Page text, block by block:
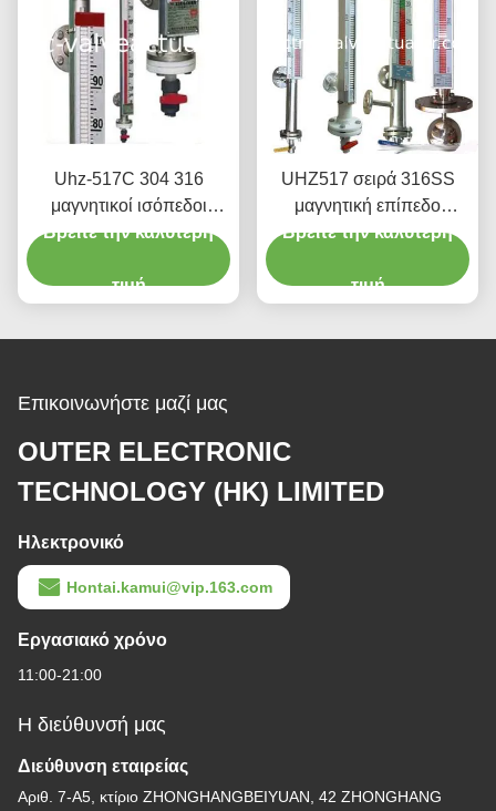
Uhz-517C 304 316
μαγνητικοί ισόπεδοι
μετρητές
Βρείτε την καλύτερη
τιμή
UHZ517 σειρά 316SS
μαγνητική επίπεδο
περιτυπώματα
χωρίς Blind περιοχή
Βρείτε την καλύτερη
τιμή
Επικοινωνήστε μαζί μας
OUTER ELECTRONIC
TECHNOLOGY (HK) LIMITED
Ηλεκτρονικό
Hontai.kamui@vip.163.com
Εργασιακό χρόνο
11:00-21:00
Η διεύθυνσή μας
Διεύθυνση εταιρείας
Αριθ. 7-Α5, κτίριο ZHONGHANGBEIYUAN, 42 ZHONGHANG